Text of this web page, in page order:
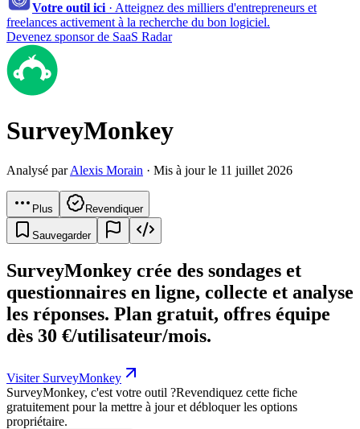
Votre outil ici · Atteignez des milliers d'entrepreneurs et
freelances activement à la recherche du bon logiciel.
Devenez sponsor de SaaS Radar
SurveyMonkey
Analysé parAlexis Morain · Mis à jour le 11 juillet 2026
Plus Revendiquer
Sauvegarder
SurveyMonkey crée des sondages et
questionnaires en ligne, collecte et analyse
les réponses. Plan gratuit, offres équipe
dès 30 €/utilisateur/mois.
Visiter SurveyMonkey
SurveyMonkey, c'est votre outil ?Revendiquez cette fiche
gratuitement pour la mettre à jour et débloquer les options
propriétaire.